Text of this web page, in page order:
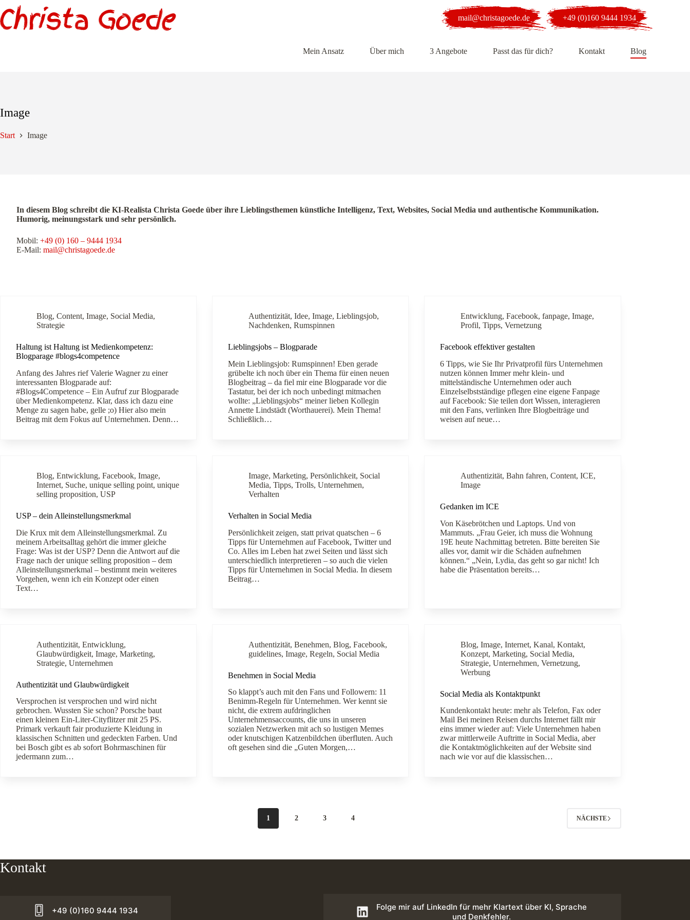
Inhalt
springen
mail@christagoede.de +49 (0)160 9444 1934
Mein Ansatz Über mich 3 Angebote Passt das für dich? Kontakt Blog
Image
Start Image
In diesem Blog schreibt die KI-Realista Christa Goede über ihre Lieblingsthemen künstliche Intelligenz, Text, Websites, Social Media und authentische Kommunikation.
Humorig, meinungsstark und sehr persönlich.
Mobil: +49 (0) 160 – 9444 1934
E-Mail: mail@christagoede.de
Blog, Content, Image, Social Media,
Strategie
Haltung ist Haltung ist Medienkompetenz:
Blogparage #blogs4competence
Anfang des Jahres rief Valerie Wagner zu einer
interessanten Blogparade auf:
#Blogs4Competence – Ein Aufruf zur Blogparade
über Medienkompetenz. Klar, dass ich dazu eine
Menge zu sagen habe, gelle ;o) Hier also mein
Beitrag mit dem Fokus auf Unternehmen. Denn…
Authentizität,Idee,Image,Lieblingsjob,
Nachdenken,Rumspinnen
Lieblingsjobs – Blogparade
Mein Lieblingsjob: Rumspinnen! Eben gerade
grübelte ich noch über ein Thema für einen neuen
Blogbeitrag – da fiel mir eine Blogparade vor die
Tastatur, bei der ich noch unbedingt mitmachen
wollte: „Lieblingsjobs“ meiner lieben Kollegin
Annette Lindstädt (Worthauerei). Mein Thema!
Schließlich…
Entwicklung,Facebook,fanpage,Image,
Profil,Tipps,Vernetzung
Facebook effektiver gestalten
6 Tipps, wie Sie Ihr Privatprofil fürs Unternehmen
nutzen können Immer mehr klein- und
mittelständische Unternehmen oder auch
Einzelselbstständige pflegen eine eigene Fanpage
auf Facebook: Sie teilen dort Wissen, interagieren
mit den Fans, verlinken Ihre Blogbeiträge und
weisen auf neue…
Blog, Entwicklung, Facebook, Image,
Internet, Suche, unique selling point, unique
selling proposition, USP
USP – dein Alleinstellungsmerkmal
Die Krux mit dem Alleinstellungsmerkmal. Zu
meinem Arbeitsalltag gehört die immer gleiche
Frage: Was ist der USP? Denn die Antwort auf die
Frage nach der unique selling proposition – dem
Alleinstellungsmerkmal – bestimmt mein weiteres
Vorgehen, wenn ich ein Konzept oder einen
Text…
Image,Marketing,Persönlichkeit, Social
Media,Tipps,Trolls,Unternehmen,
Verhalten
Verhalten in Social Media
Persönlichkeit zeigen, statt privat quatschen – 6
Tipps für Unternehmen auf Facebook, Twitter und
Co. Alles im Leben hat zwei Seiten und lässt sich
unterschiedlich interpretieren – so auch die vielen
Tipps für Unternehmen in Social Media. In diesem
Beitrag…
Authentizität,Bahn fahren,Content,ICE,
Image
Gedanken im ICE
Von Käsebrötchen und Laptops. Und von
Mammuts. „Frau Geier, ich muss die Wohnung
19E heute Nachmittag betreten. Bitte bereiten Sie
alles vor, damit wir die Schäden aufnehmen
können.“ „Nein, Lydia, das geht so gar nicht! Ich
habe die Präsentation bereits…
Authentizität, Entwicklung,
Glaubwürdigkeit, Image, Marketing,
Strategie, Unternehmen
Authentizität und Glaubwürdigkeit
Versprochen ist versprochen und wird nicht
gebrochen. Wussten Sie schon? Porsche baut
einen kleinen Ein-Liter-Cityflitzer mit 25 PS.
Primark verkauft fair produzierte Kleidung in
klassischen Schnitten und gedeckten Farben. Und
bei Bosch gibt es ab sofort Bohrmaschinen für
jedermann zum…
Authentizität,Benehmen,Blog,Facebook,
guidelines,Image,Regeln, Social Media
Benehmen in Social Media
So klappt’s auch mit den Fans und Followern: 11
Benimm-Regeln für Unternehmen. Wer kennt sie
nicht, die extrem aufdringlichen
Unternehmensaccounts, die uns in unseren
sozialen Netzwerken mit ach so lustigen Memes
oder knutschigen Katzenbildchen überfluten. Auch
oft gesehen sind die „Guten Morgen,…
Blog,Image,Internet,Kanal,Kontakt,
Konzept,Marketing, Social Media,
Strategie,Unternehmen,Vernetzung,
Werbung
Social Media als Kontaktpunkt
Kundenkontakt heute: mehr als Telefon, Fax oder
Mail Bei meinen Reisen durchs Internet fällt mir
eins immer wieder auf: Viele Unternehmen haben
zwar mittlerweile Auftritte in Social Media, aber
die Kontaktmöglichkeiten auf der Website sind
nach wie vor auf die klassischen…
1 2 3 4 NÄCHSTE
Kontakt
+49 (0)160 9444 1934
Folge mir auf LinkedIn für mehr Klartext über KI, Sprache
und Denkfehler.